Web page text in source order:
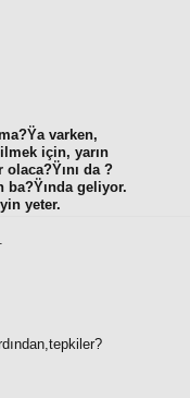
varken,
için, yarın
da ?
ba?Ÿında geliyor.
yeter.